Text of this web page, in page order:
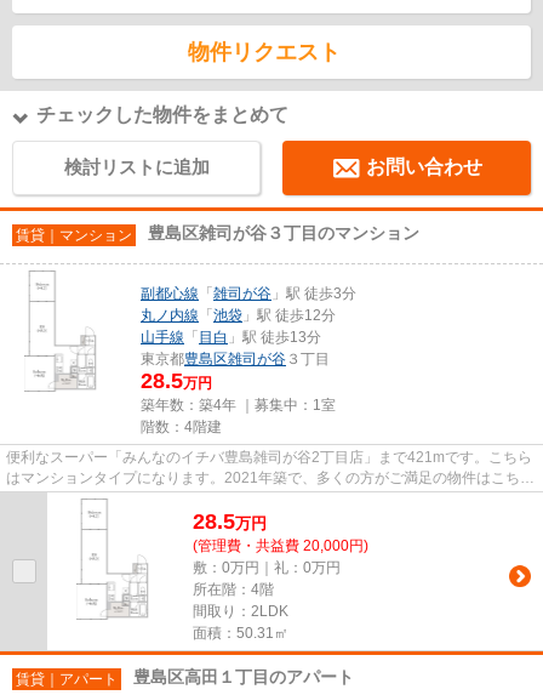
物件リクエスト
チェックした物件をまとめて
検討リストに追加 お問い合わせ
賃貸｜マンション 豊島区雑司が谷３丁目のマンション
副都心線 「 雑司が谷 」駅 徒歩3分
丸ノ内線 「 池袋 」駅 徒歩12分
山手線 「 目白 」駅 徒歩13分
東京都豊島区雑司が谷 ３丁目
28.5万円
築年数：築4年 ｜募集中： 1室
階数：4階建
便利なスーパー「みんなのイチバ豊島雑司が谷2丁目店」まで421mです。こちら
はマンションタイプになります。2021年築で、多くの方がご満足の物件はこちら
です。近くに駅が3つ以上ある...
28.5万円
(管理費・共益費 20,000円)
敷：0万円｜礼：0万円
所在階：4階
間取り：2LDK
面積：50.31㎡
賃貸｜アパート 豊島区高田１丁目のアパート